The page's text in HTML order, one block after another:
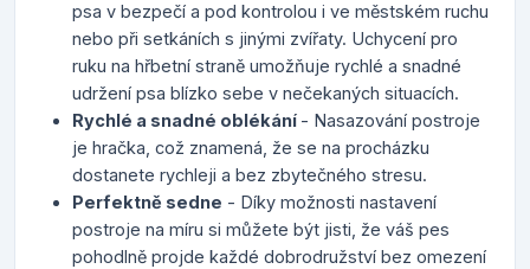
psa v bezpečí a pod kontrolou i ve městském ruchu
nebo při setkáních s jinými zvířaty. Uchycení pro
ruku na hřbetní straně umožňuje rychlé a snadné
udržení psa blízko sebe v nečekaných situacích.
Rychlé a snadné oblékání - Nasazování postroje
je hračka, což znamená, že se na procházku
dostanete rychleji a bez zbytečného stresu.
Perfektně sedne - Díky možnosti nastavení
postroje na míru si můžete být jisti, že váš pes
pohodlně projde každé dobrodružství bez omezení